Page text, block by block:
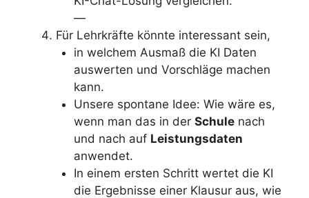
—
Für Lehrkräfte könnte interessant sein,
in welchem Ausmaß die KI Daten
auswerten und Vorschläge machen
kann.
Unsere spontane Idee: Wie wäre es,
wenn man das in der Schulenach
und nach auf Leistungsdaten
anwendet.
In einem ersten Schritt wertet die KI
die Ergebnisse einer Klausur aus, wie